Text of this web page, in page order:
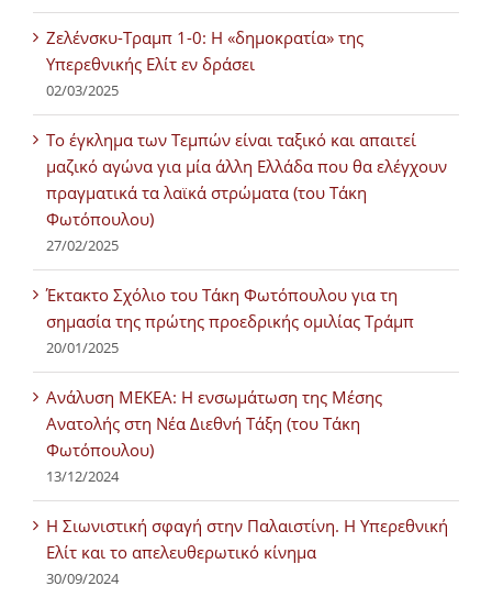
Ζελένσκυ-Τραμπ 1-0: Η «δημοκρατία» της
Υπερεθνικής Ελίτ εν δράσει
02/03/2025
Tο έγκλημα των Τεμπών είναι ταξικό και απαιτεί
μαζικό αγώνα για μία άλλη Ελλάδα που θα ελέγχουν
πραγματικά τα λαϊκά στρώματα (του Τάκη
Φωτόπουλου)
27/02/2025
Έκτακτο Σχόλιο του Τάκη Φωτόπουλου για τη
σημασία της πρώτης προεδρικής ομιλίας Τράμπ
20/01/2025
Ανάλυση ΜΕΚΕΑ: Η ενσωμάτωση της Μέσης
Ανατολής στη Νέα Διεθνή Τάξη (του Τάκη
Φωτόπουλου)
13/12/2024
Η Σιωνιστική σφαγή στην Παλαιστίνη. Η Υπερεθνική
Ελίτ και το απελευθερωτικό κίνημα
30/09/2024